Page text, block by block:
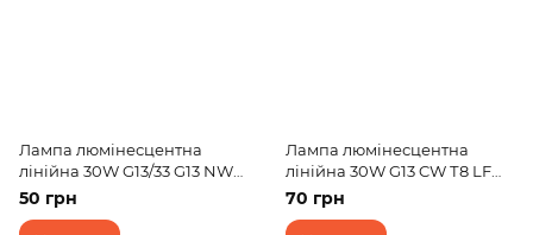
Лампа люмінесцентна
лінійна 30W G13/33 G13 NW
Т8 LF 220V
50 грн
Лампа люмінесцентна
лінійна 30W G13 CW Т8 LF
220V
70 грн